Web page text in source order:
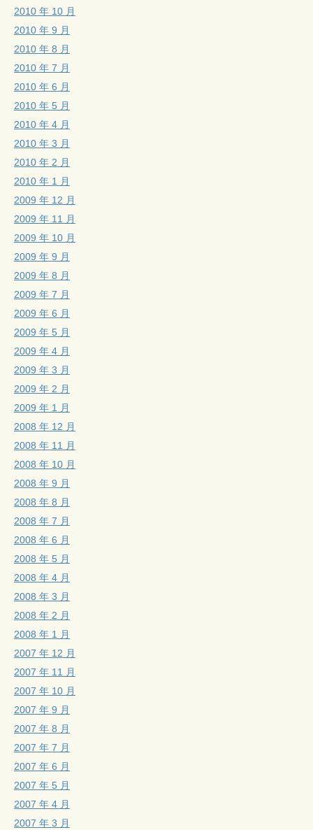
2010 年 10 月
2010 年 9 月
2010 年 8 月
2010 年 7 月
2010 年 6 月
2010 年 5 月
2010 年 4 月
2010 年 3 月
2010 年 2 月
2010 年 1 月
2009 年 12 月
2009 年 11 月
2009 年 10 月
2009 年 9 月
2009 年 8 月
2009 年 7 月
2009 年 6 月
2009 年 5 月
2009 年 4 月
2009 年 3 月
2009 年 2 月
2009 年 1 月
2008 年 12 月
2008 年 11 月
2008 年 10 月
2008 年 9 月
2008 年 8 月
2008 年 7 月
2008 年 6 月
2008 年 5 月
2008 年 4 月
2008 年 3 月
2008 年 2 月
2008 年 1 月
2007 年 12 月
2007 年 11 月
2007 年 10 月
2007 年 9 月
2007 年 8 月
2007 年 7 月
2007 年 6 月
2007 年 5 月
2007 年 4 月
2007 年 3 月